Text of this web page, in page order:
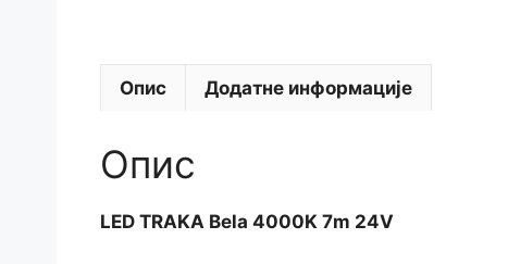
Опис Додатне информације
Опис
LED TRAKA Bela 4000K 7m 24V